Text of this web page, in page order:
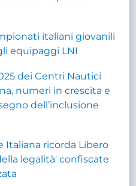
italiani giovanili
equipaggi LNI
dei Centri Nautici
numeri in crescita e
dell’inclusione
Italiana ricorda Libero
legalità' confiscate